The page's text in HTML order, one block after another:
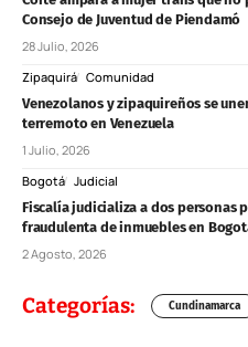
Consejo de Juventud de Piendamó
28 Julio, 2026
Zipaquirá Comunidad
Venezolanos y zipaquireños se
terremoto en Venezuela
1 Julio, 2026
Bogotá Judicial
Fiscalía judicializa a dos personas
fraudulenta de inmuebles en
2 Agosto, 2026
Categorías: Cundinamarca